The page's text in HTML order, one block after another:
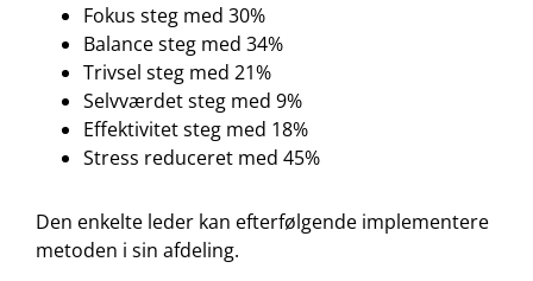
Fokus steg med 30%
Balance steg med 34%
Trivsel steg med 21%
Selvværdet steg med 9%
Effektivitet steg med 18%
Stress reduceret med 45%
Den enkelte leder kan efterfølgende implementere
metoden i sin afdeling.